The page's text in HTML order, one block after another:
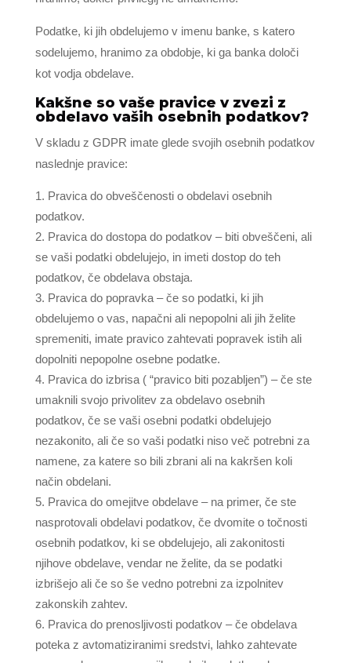
Podatke, ki jih obdelujemo v imenu banke, s katero
sodelujemo, hranimo za obdobje, ki ga banka določi
kot vodja obdelave.
Kakšne so vaše pravice v zvezi z
obdelavo vaših osebnih podatkov?
V skladu z GDPR imate glede svojih osebnih podatkov
naslednje pravice:
Pravica do obveščenosti o obdelavi osebnih
podatkov.
Pravica do dostopa do podatkov – biti obveščeni, ali
se vaši podatki obdelujejo, in imeti dostop do teh
podatkov, če obdelava obstaja.
Pravica do popravka – če so podatki, ki jih
obdelujemo o vas, napačni ali nepopolni ali jih želite
spremeniti, imate pravico zahtevati popravek istih ali
dopolniti nepopolne osebne podatke.
Pravica do izbrisa ( “pravico biti pozabljen”) – če ste
umaknili svojo privolitev za obdelavo osebnih
podatkov, če se vaši osebni podatki obdelujejo
nezakonito, ali če so vaši podatki niso več potrebni za
namene, za katere so bili zbrani ali na kakršen koli
način obdelani.
Pravica do omejitve obdelave – na primer, če ste
nasprotovali obdelavi podatkov, če dvomite o točnosti
osebnih podatkov, ki se obdelujejo, ali zakonitosti
njihove obdelave, vendar ne želite, da se podatki
izbrišejo ali če so še vedno potrebni za izpolnitev
zakonskih zahtev.
Pravica do prenosljivosti podatkov – če obdelava
poteka z avtomatiziranimi sredstvi, lahko zahtevate